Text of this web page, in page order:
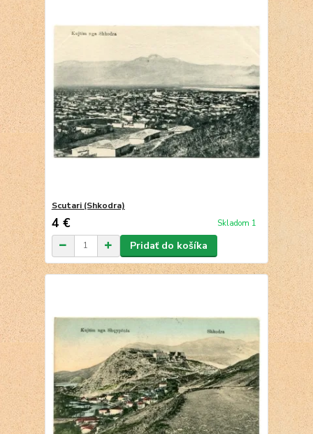
Scutari (Shkodra)
4 € Skladom 1
Pridať do košíka